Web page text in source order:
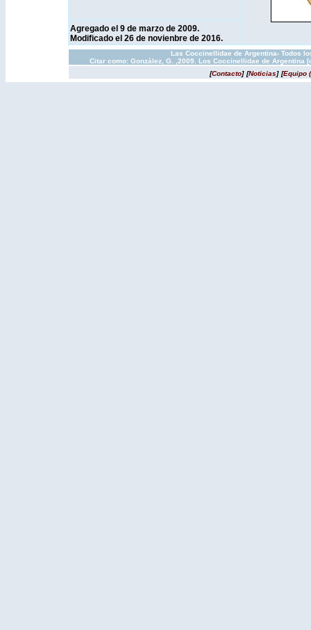
Agregado el 9 de marzo de 2009.
Modificado el 26 de novienbre de 2016.
Las Coccinellidae de Argentina- Todos
Citar como: González, G. ,2009. Los Coccinellidae de
[Contacto] [Noticias] [Equipo